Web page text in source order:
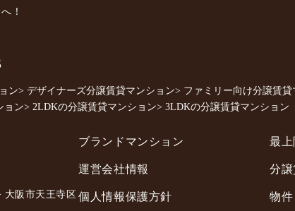
！
ン> デザイナーズ分譲賃貸マンション> ファミリー向け分譲賃貸
ョン> 2LDKの分譲賃貸マンション> 3LDKの分譲賃貸マンション
大阪市天王寺区
ブランドマンション 最
運営会社情報 分
個人情報保護方針 物件